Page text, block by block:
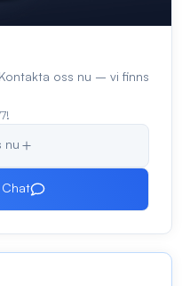
oss nu – vi finns
nu
Chat